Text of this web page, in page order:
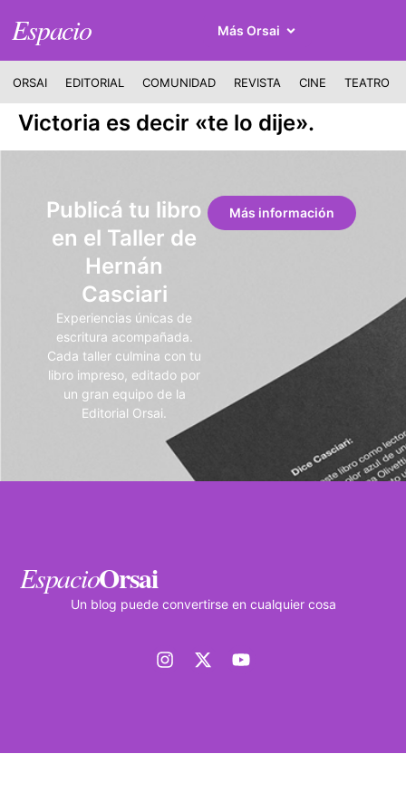
Espacio Más Orsai
ORSAI EDITORIAL COMUNIDAD REVISTA CINE TEATRO
Victoria es decir «te lo dije».
Publicá tu libro
en el Taller de
Hernán
Casciari
Experiencias únicas de
escritura acompañada.
Cada taller culmina con tu
libro impreso, editado por
un gran equipo de la
Editorial Orsai.
Más información
EspacioOrsai
Un blog puede convertirse en cualquier cosa